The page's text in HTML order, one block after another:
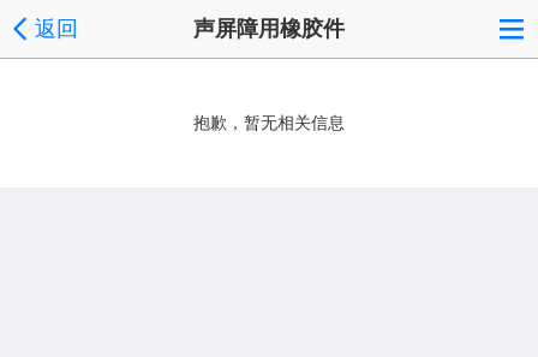
返回 声屏障用橡胶件
抱歉，暂无相关信息